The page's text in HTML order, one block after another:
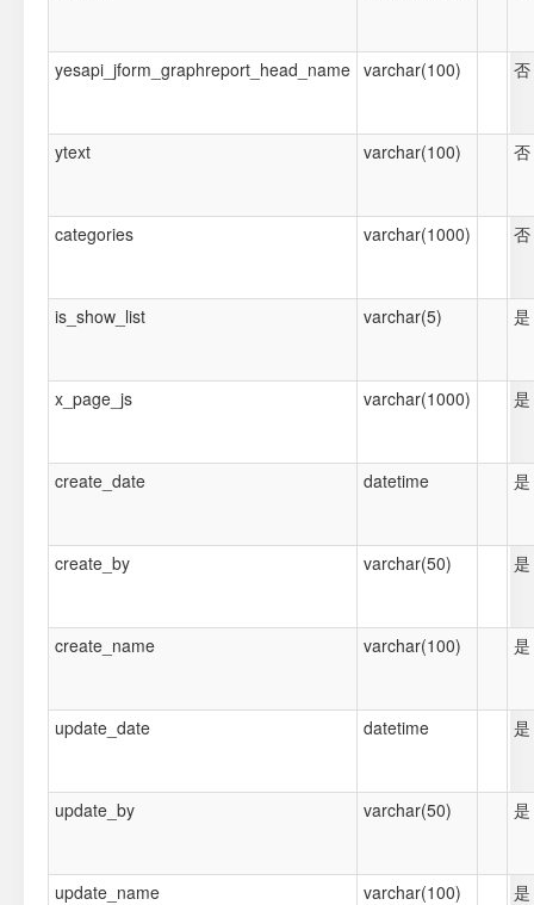
yesapi_jform_graphreport_head_name varchar(100) 否
ytext varchar(100) 否
categories varchar(1000) 否
is_show_list varchar(5) 是
x_page_js varchar(1000) 是
create_date datetime 是
create_by varchar(50) 是
create_name varchar(100) 是
update_date datetime 是
update_by varchar(50) 是
update_name varchar(100) 是